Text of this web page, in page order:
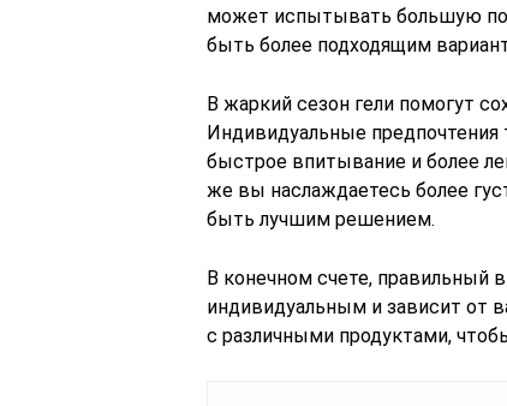
может испытывать большую
быть более подходящим
В жаркий сезон гели помогут
Индивидуальные
быстрое впитывание и более
же вы наслаждаетесь более
быть лучшим решением.
В конечном счете, правильный
индивидуальным и зависит от
с различными продуктами,